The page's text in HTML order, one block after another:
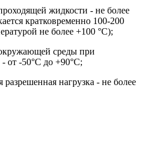
жидкости - не более
кратковременно 100-200
не более +100 °С);
среды при
- от -50°С до +90°С;
нагрузка - не более